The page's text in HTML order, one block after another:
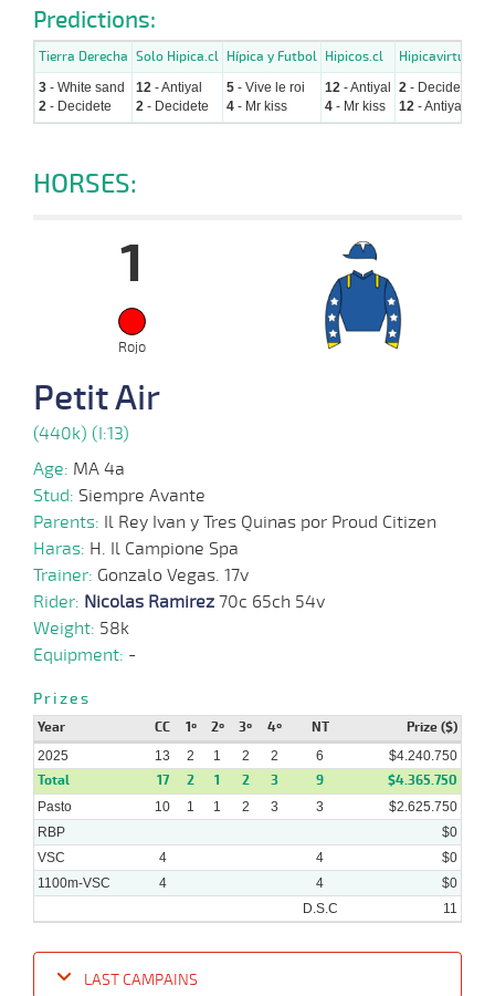
Predictions:
Tierra Derecha Solo Hipica.cl Hípica y Futbol Hipicos.cl Hipicavirtual
3 - White sand
2 - Decidete
12 - Antiyal
2 - Decidete
5 - Vive le roi
4 - Mr kiss
12 - Antiyal
4 - Mr kiss
2 - Decidete
12 - Antiyal
HORSES:
1
Rojo
Petit Air
(440k) (I:13)
Age: MA 4a
Stud: Siempre Avante
Parents: Il Rey Ivan y Tres Quinas por Proud Citizen
Haras: H. Il Campione Spa
Trainer: Gonzalo Vegas. 17v
Rider: Nicolas Ramirez 70c 65ch 54v
Weight: 58k
Equipment: -
Prizes
Year CC 1º 2º 3º 4º NT Prize ($)
2025 13 2 1 2 2 6 $4.240.750
Total 17 2 1 2 3 9 $4.365.750
Pasto 10 1 1 2 3 3
$2.625.750
RBP
$0
VSC
4 4
$0
1100m-VSC
4 4
$0
D.S.C
11
LAST CAMPAINS